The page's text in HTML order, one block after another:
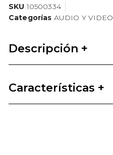
SKU10500334
Categorías AUDIO Y VIDEO
Descripción +
Características +